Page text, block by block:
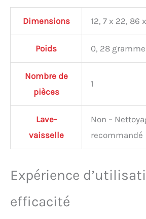
Dimensions 12, 7 x 22, 86
Poids 0, 28
Nombre de
pièces
1
Lave-
vaisselle
Non –
recommandé
Expérience
efficacité